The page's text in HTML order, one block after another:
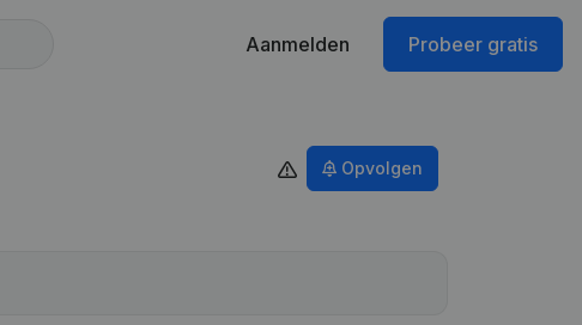
Aanmelden Probeer gratis
Opvolgen